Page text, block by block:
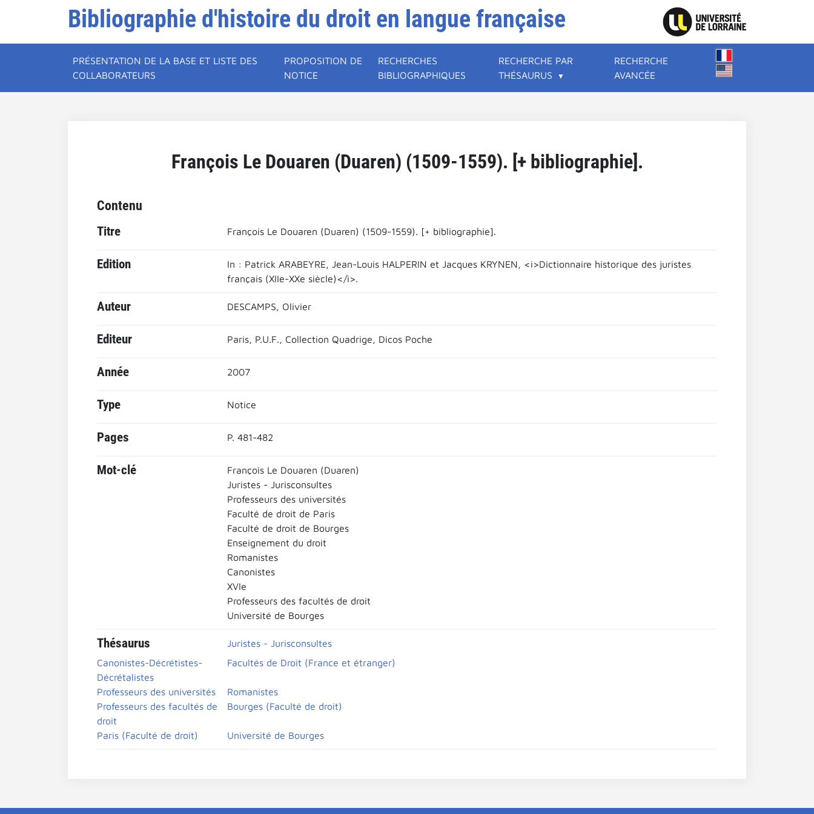
Bibliographie d'histoire du droit en langue française
PRÉSENTATION DE LA BASE ET LISTE DES
COLLABORATEURS
PROPOSITION DE
NOTICE
RECHERCHES
BIBLIOGRAPHIQUES
RECHERCHE PAR
THÉSAURUS
RECHERCHE
AVANCÉE
François Le Douaren (Duaren) (1509-1559). [+ bibliographie].
Contenu
Titre François Le Douaren (Duaren) (1509-1559). [+ bibliographie].
Edition
In : Patrick ARABEYRE, Jean-Louis HALPERIN et Jacques KRYNEN, <i>Dictionnaire historique des juristes
français (XIIe-XXe siècle)</i>.
Auteur DESCAMPS, Olivier
Editeur Paris, P.U.F., Collection Quadrige, Dicos Poche
Année 2007
Type Notice
Pages P. 481-482
Mot-clé
François Le Douaren (Duaren)
Juristes - Jurisconsultes
Professeurs des universités
Faculté de droit de Paris
Faculté de droit de Bourges
Enseignement du droit
Romanistes
Canonistes
XVIe
Professeurs des facultés de droit
Université de Bourges
Thésaurus
Juristes - Jurisconsultes
Canonistes-Décrétistes-
Décrétalistes
Facultés de Droit (France et étranger)
Professeurs des universités
Romanistes
Professeurs des facultés de
droit
Bourges (Faculté de droit)
Paris (Faculté de droit) Université de Bourges